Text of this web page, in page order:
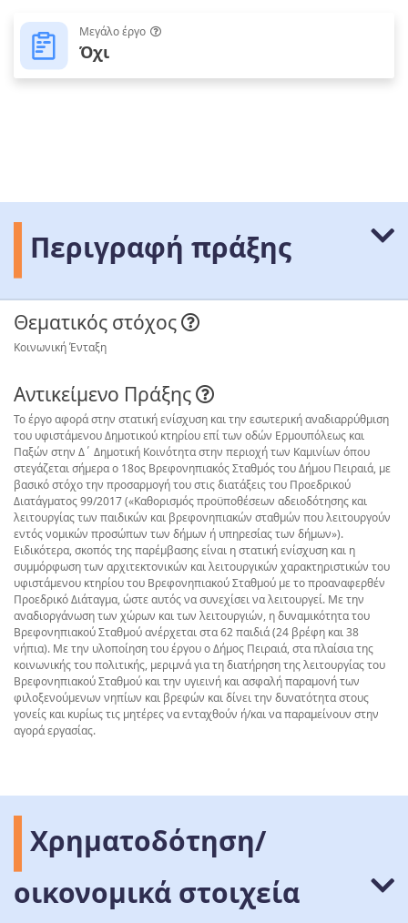
Μεγάλο έργο
Όχι
Περιγραφή πράξης
Θεματικός στόχος
Κοινωνική Ένταξη
Αντικείμενο Πράξης
Το έργο αφορά στην στατική ενίσχυση και την εσωτερική αναδιαρρύθμιση
του υφιστάμενου Δημοτικού κτηρίου επί των οδών Ερμουπόλεως και
Παξών στην Δ΄ Δημοτική Κοινότητα στην περιοχή των Καμινίων όπου
στεγάζεται σήμερα ο 18ος Βρεφονηπιακός Σταθμός του Δήμου Πειραιά, με
βασικό στόχο την προσαρμογή του στις διατάξεις του Προεδρικού
Διατάγματος 99/2017 («Καθορισμός προϋποθέσεων αδειοδότησης και
λειτουργίας των παιδικών και βρεφονηπιακών σταθμών που λειτουργούν
εντός νομικών προσώπων των δήμων ή υπηρεσίας των δήμων»).
Ειδικότερα, σκοπός της παρέμβασης είναι η στατική ενίσχυση και η
συμμόρφωση των αρχιτεκτονικών και λειτουργικών χαρακτηριστικών του
υφιστάμενου κτηρίου του Βρεφονηπιακού Σταθμού με το προαναφερθέν
Προεδρικό Διάταγμα, ώστε αυτός να συνεχίσει να λειτουργεί. Με την
αναδιοργάνωση των χώρων και των λειτουργιών, η δυναμικότητα του
Βρεφονηπιακού Σταθμού ανέρχεται στα 62 παιδιά (24 βρέφη και 38
νήπια). Με την υλοποίηση του έργου ο Δήμος Πειραιά, στα πλαίσια της
κοινωνικής του πολιτικής, μεριμνά για τη διατήρηση της λειτουργίας του
Βρεφονηπιακού Σταθμού και την υγιεινή και ασφαλή παραμονή των
φιλοξενούμενων νηπίων και βρεφών και δίνει την δυνατότητα στους
γονείς και κυρίως τις μητέρες να ενταχθούν ή/και να παραμείνουν στην
αγορά εργασίας.
Χρηματοδότηση/
οικονομικά στοιχεία